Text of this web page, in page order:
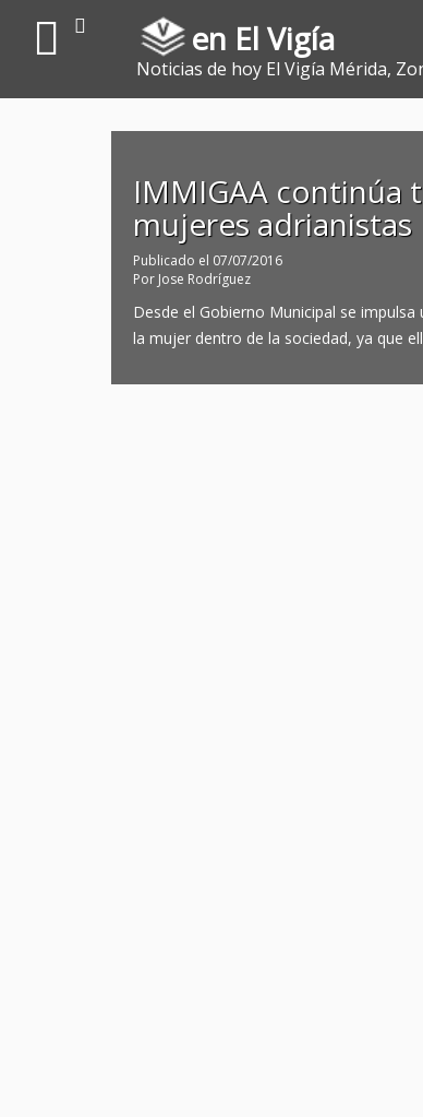
en El Vigía
Noticias de hoy El Vigía Mérida,
IMMIGAA continúa
mujeres adrianistas
Publicado el 07/07/2016
Por Jose Rodríguez
Desde el Gobierno Municipal se
la mujer dentro de la sociedad, ya que